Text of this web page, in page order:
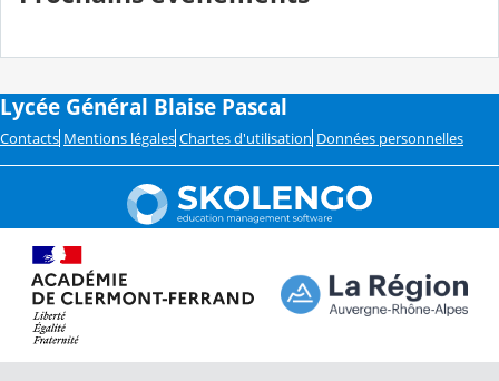
Lycée Général Blaise Pascal
Contacts Mentions légales Chartes d'utilisation Données personnelles